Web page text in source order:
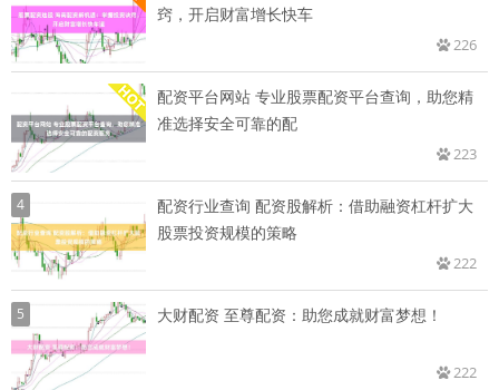
窍，开启财富增长快车
226
配资平台网站 专业股票配资平台查询，助您精
准选择安全可靠的配
223
4
配资行业查询 配资股解析：借助融资杠杆扩大
股票投资规模的策略
222
5 大财配资 至尊配资：助您成就财富梦想！
222